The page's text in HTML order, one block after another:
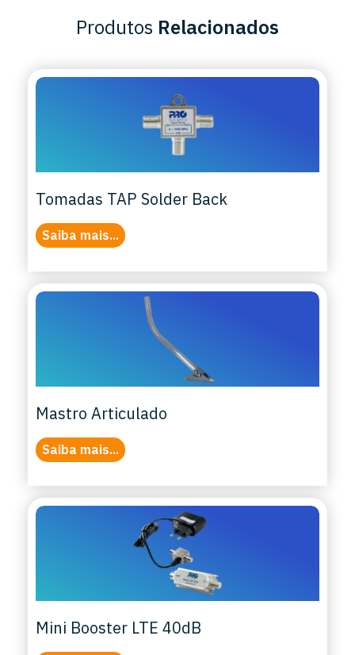
Produtos Relacionados
Tomadas TAP Solder Back
Saiba mais...
Mastro Articulado
Saiba mais...
Mini Booster LTE 40dB